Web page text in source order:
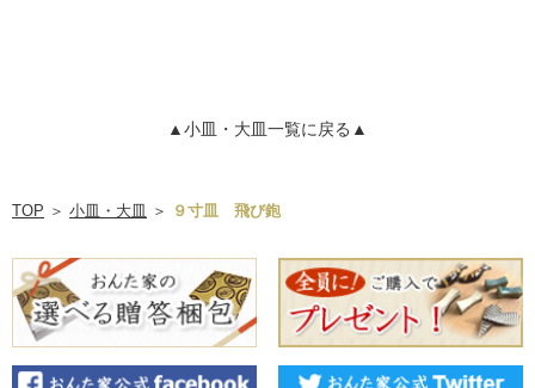
▲小皿・大皿一覧に戻る▲
TOP ＞ 小皿・大皿 ＞ ９寸皿 飛び鉋